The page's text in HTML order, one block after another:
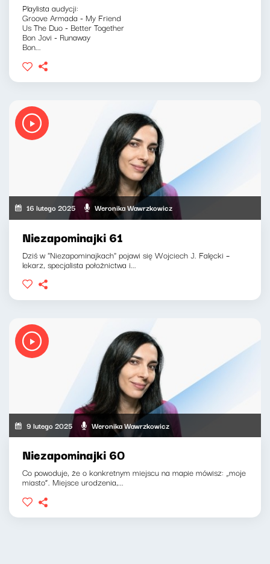
Playlista audycji:
Groove Armada - My Friend
Us The Duo - Better Together
Bon Jovi - Runaway
Bon...
16 lutego 2025 Weronika Wawrzkowicz
Niezapominajki 61
Dziś w "Niezapominajkach" pojawi się Wojciech J. Falęcki –
lekarz, specjalista położnictwa i...
9 lutego 2025 Weronika Wawrzkowicz
Niezapominajki 60
Co powoduje, że o konkretnym miejscu na mapie mówisz: „moje
miasto”. Miejsce urodzenia,...